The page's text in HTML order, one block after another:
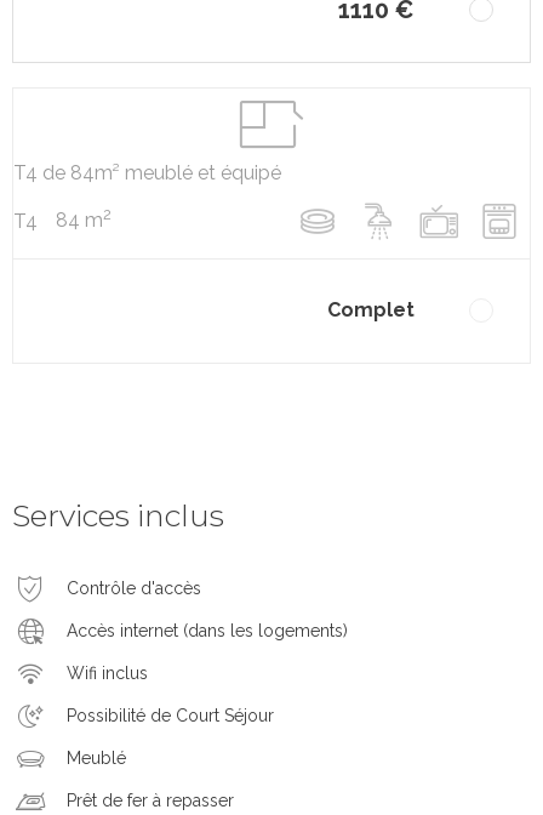
1110 €
T4 de 84m² meublé et équipé
T4 84 m2
Complet
Services inclus
Contrôle d'accès
Accès internet (dans les logements)
Wifi inclus
Possibilité de Court Séjour
Meublé
Prêt de fer à repasser